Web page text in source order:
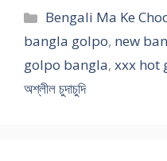
Categories
Bengali Ma Ke
bangla golpo, new
golpo bangla, xxx hot
অশ্লীল চুদাচুদি